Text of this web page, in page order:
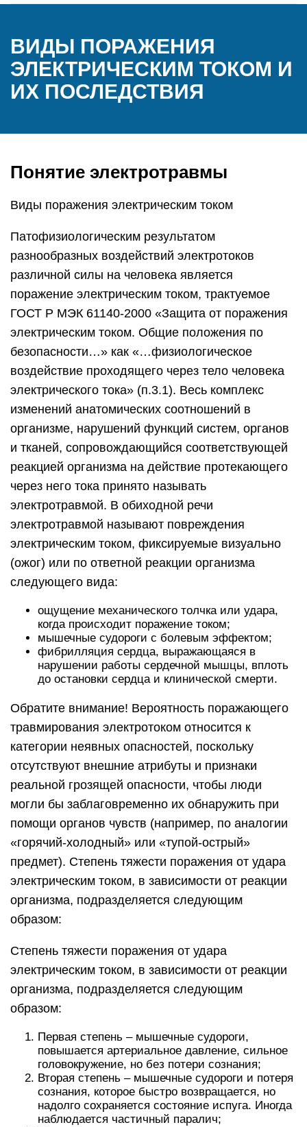
ВИДЫ ПОРАЖЕНИЯ
ЭЛЕКТРИЧЕСКИМ ТОКОМ И
ИХ ПОСЛЕДСТВИЯ
Понятие электротравмы
Виды поражения электрическим током
Патофизиологическим результатом
разнообразных воздействий электротоков
различной силы на человека является
поражение электрическим током, трактуемое
ГОСТ Р МЭК 61140-2000 «Защита от поражения
электрическим током. Общие положения по
безопасности…» как «…физиологическое
воздействие проходящего через тело человека
электрического тока» (п.3.1). Весь комплекс
изменений анатомических соотношений в
организме, нарушений функций систем, органов
и тканей, сопровождающийся соответствующей
реакцией организма на действие протекающего
через него тока принято называть
электротравмой. В обиходной речи
электротравмой называют повреждения
электрическим током, фиксируемые визуально
(ожог) или по ответной реакции организма
следующего вида:
ощущение механического толчка или удара,
когда происходит поражение током;
мышечные судороги с болевым эффектом;
фибрилляция сердца, выражающаяся в
нарушении работы сердечной мышцы, вплоть
до остановки сердца и клинической смерти.
Обратите внимание! Вероятность поражающего
травмирования электротоком относится к
категории неявных опасностей, поскольку
отсутствуют внешние атрибуты и признаки
реальной грозящей опасности, чтобы люди
могли бы заблаговременно их обнаружить при
помощи органов чувств (например, по аналогии
«горячий-холодный» или «тупой-острый»
предмет). Степень тяжести поражения от удара
электрическим током, в зависимости от реакции
организма, подразделяется следующим
образом:
Степень тяжести поражения от удара
электрическим током, в зависимости от реакции
организма, подразделяется следующим
образом:
Первая степень – мышечные судороги,
повышается артериальное давление, сильное
головокружение, но без потери сознания;
Вторая степень – мышечные судороги и потеря
сознания, которое быстро возвращается, но
надолго сохраняется состояние испуга. Иногда
наблюдается частичный паралич;